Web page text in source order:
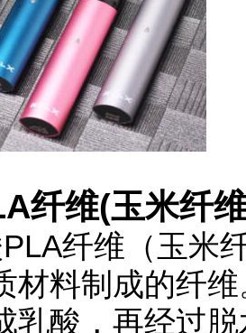
纤维(玉米纤
纤维（玉米
材料制成的纤
乳酸，再经过